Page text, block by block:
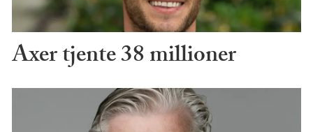
Axer tjente 38 millioner